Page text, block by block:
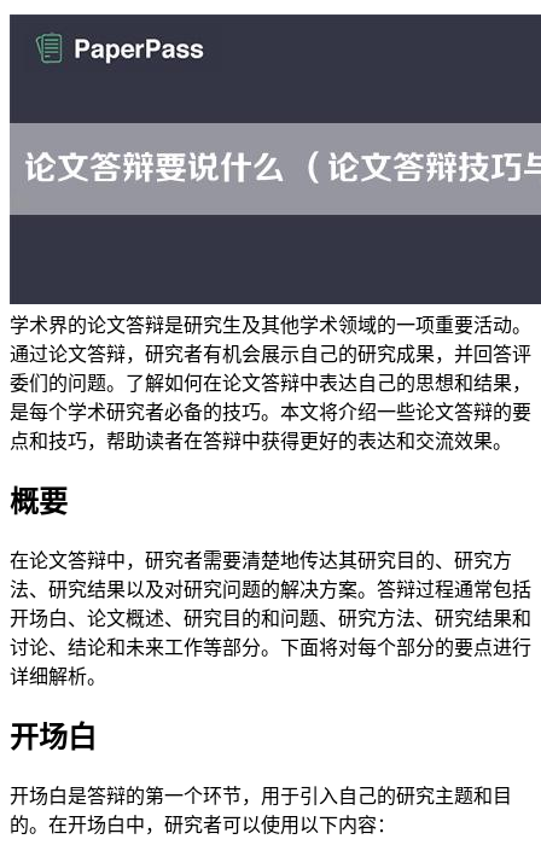
学术界的论文答辩是研究生及其他学术领域的一项重要活动。
通过论文答辩，研究者有机会展示自己的研究成果，并回答评
委们的问题。了解如何在论文答辩中表达自己的思想和结果，
是每个学术研究者必备的技巧。本文将介绍一些论文答辩的要
点和技巧，帮助读者在答辩中获得更好的表达和交流效果。
概要
在论文答辩中，研究者需要清楚地传达其研究目的、研究方
法、研究结果以及对研究问题的解决方案。答辩过程通常包括
开场白、论文概述、研究目的和问题、研究方法、研究结果和
讨论、结论和未来工作等部分。下面将对每个部分的要点进行
详细解析。
开场白
开场白是答辩的第一个环节，用于引入自己的研究主题和目
的。在开场白中，研究者可以使用以下内容：